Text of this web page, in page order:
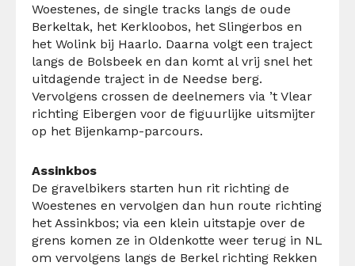
Woestenes, de single tracks langs de oude
Berkeltak, het Kerkloobos, het Slingerbos en
het Wolink bij Haarlo. Daarna volgt een traject
langs de Bolsbeek en dan komt al vrij snel het
uitdagende traject in de Needse berg.
Vervolgens crossen de deelnemers via ’t Vlear
richting Eibergen voor de figuurlijke uitsmijter
op het Bijenkamp-parcours.
Assinkbos
De gravelbikers starten hun rit richting de
Woestenes en vervolgen dan hun route richting
het Assinkbos; via een klein uitstapje over de
grens komen ze in Oldenkotte weer terug in NL
om vervolgens langs de Berkel richting Rekken